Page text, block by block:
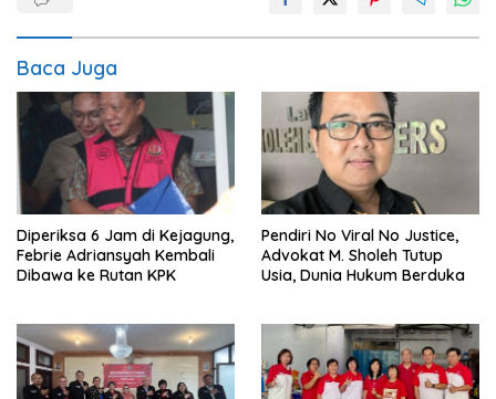
Baca Juga
Diperiksa 6 Jam di Kejagung,
Febrie Adriansyah Kembali
Dibawa ke Rutan KPK
Pendiri No Viral No Justice,
Advokat M. Sholeh Tutup
Usia, Dunia Hukum Berduka